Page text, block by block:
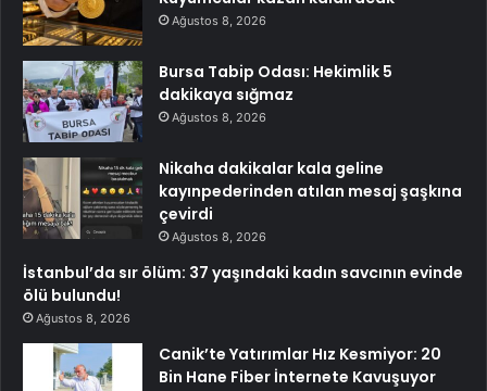
Ağustos 8, 2026
Bursa Tabip Odası: Hekimlik 5
dakikaya sığmaz
Ağustos 8, 2026
Nikaha dakikalar kala geline
kayınpederinden atılan mesaj şaşkına
çevirdi
Ağustos 8, 2026
İstanbul’da sır ölüm: 37 yaşındaki kadın savcının evinde
ölü bulundu!
Ağustos 8, 2026
Canik’te Yatırımlar Hız Kesmiyor: 20
Bin Hane Fiber İnternete Kavuşuyor